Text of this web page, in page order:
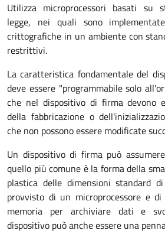
Utilizza microprocessori basati su
legge, nei quali sono
crittografiche in un ambiente con
restrittivi.
La caratteristica fondamentale del
deve essere "programmabile solo
che nel dispositivo di firma devono
della fabbricazione o
che non possono essere modificate
Un dispositivo di firma può
quello più comune è la forma della
plastica delle dimensioni standard
provvisto di un microprocessore e
memoria per archiviare dati e
dispositivo può anche essere una